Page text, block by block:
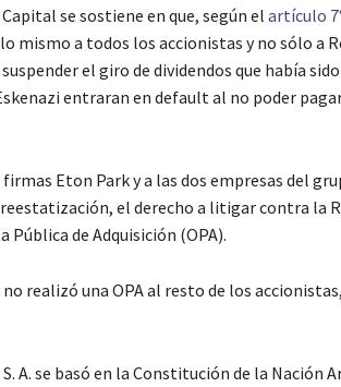
se sostiene en que, según el artículo
mismo a todos los accionistas y no sólo a
el giro de dividendos que había
entraran en default al no poder
Eton Park y a las dos empresas del
el derecho a litigar contra la
de Adquisición (OPA).
realizó una OPA al resto de los
A. se basó en la Constitución de la Nación